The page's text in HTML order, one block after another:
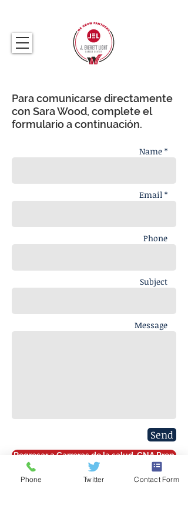
Para comunicarse directamente
con Sara Wood, complete el
formulario a continuación.
Name *
Email *
Phone
Subject
Message
Send
Regresar a Carreras de la salud, CNA Prep
Phone Twitter Contact Form